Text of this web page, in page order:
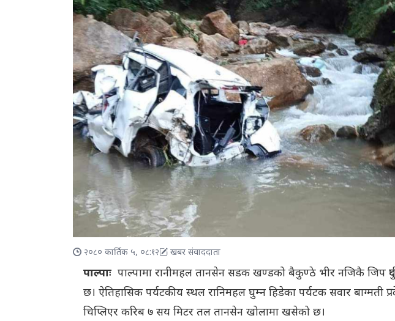
२०८० कार्तिक ५, ०८:१२ खबर संवाददाता
पाल्पाःपाल्पामा रानीमहल तानसेन सडक खण्डको बैकुण्ठे भीर नजिकै जिप
छ। ऐतिहासिक पर्यटकीय स्थल रानिमहल घुम्न हिडेका पर्यटक सवार
चिप्लिएर करिब ७ सय मिटर तल तानसेन खोलामा खसेको छ।